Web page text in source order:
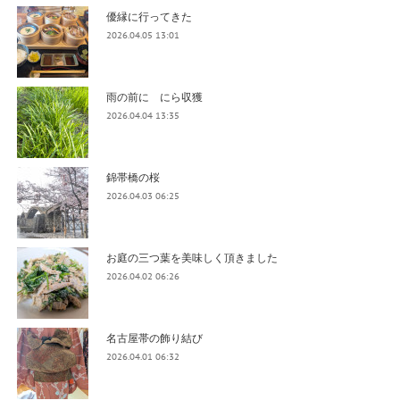
優縁に行ってきた
2026.04.05 13:01
雨の前に にら収獲
2026.04.04 13:35
錦帯橋の桜
2026.04.03 06:25
お庭の三つ葉を美味しく頂きました
2026.04.02 06:26
名古屋帯の飾り結び
2026.04.01 06:32